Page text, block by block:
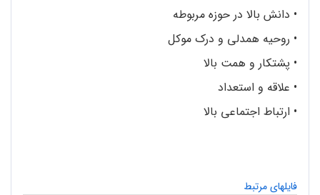
• دانش بالا در حوزه مربوطه
• روحیه همدلی و درک موکل
• پشتکار و همت بالا
• علاقه و استعداد
• ارتباط اجتماعی بالا
فایلهای مرتبط